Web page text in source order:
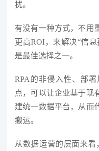
扰。
有没有一种方式，不用
更高ROI，来解决“信
是最佳选择之一。
RPA的非侵入性、部
点，可以让企业基于现
建统一数据平台，从而
搬运。
从数据运营的层面来看